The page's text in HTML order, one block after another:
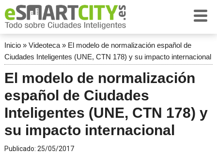
Inicio» Videoteca» El modelo de normalización español de
Ciudades Inteligentes (UNE, CTN 178) y su impacto internacional
El modelo de normalización
español de Ciudades
Inteligentes (UNE, CTN 178) y
su impacto internacional
Publicado: 25/05/2017